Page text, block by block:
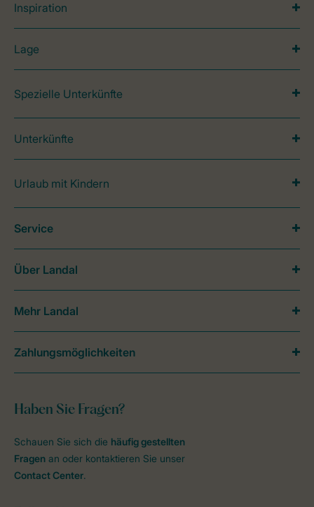
Inspiration
Lage
Spezielle Unterkünfte
Unterkünfte
Urlaub mit Kindern
Haben Sie Fragen?
Schauen Sie sich die häufig gestellten
Fragen an oder kontaktieren Sie unser
Contact Center.
Service
Über Landal
Mehr Landal
Zahlungsmöglichkeiten